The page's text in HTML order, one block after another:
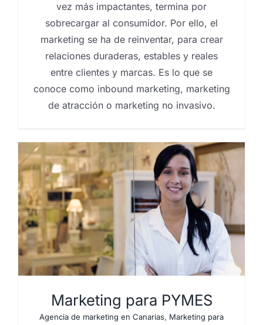
vez más impactantes, termina por
sobrecargar al consumidor. Por ello, el
marketing se ha de reinventar, para crear
relaciones duraderas, estables y reales
entre clientes y marcas. Es lo que se
conoce como inbound marketing, marketing
de atracción o marketing no invasivo.
Marketing para PYMES
Agencia de marketing en Canarias, Marketing para